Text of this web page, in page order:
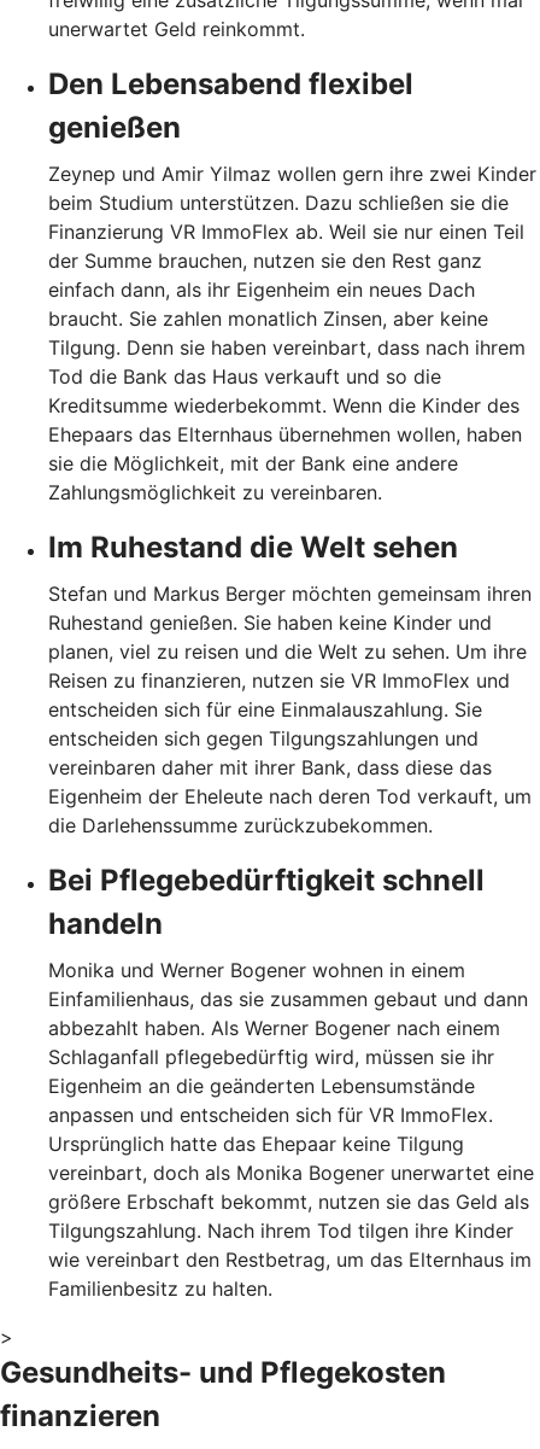
unerwartet Geld reinkommt.
Den Lebensabend flexibel
genießen
Zeynep und Amir Yilmaz wollen gern ihre zwei Kinder
beim Studium unterstützen. Dazu schließen sie die
Finanzierung VR ImmoFlex ab. Weil sie nur einen Teil
der Summe brauchen, nutzen sie den Rest ganz
einfach dann, als ihr Eigenheim ein neues Dach
braucht. Sie zahlen monatlich Zinsen, aber keine
Tilgung. Denn sie haben vereinbart, dass nach ihrem
Tod die Bank das Haus verkauft und so die
Kreditsumme wiederbekommt. Wenn die Kinder des
Ehepaars das Elternhaus übernehmen wollen, haben
sie die Möglichkeit, mit der Bank eine andere
Zahlungsmöglichkeit zu vereinbaren.
Im Ruhestand die Welt sehen
Stefan und Markus Berger möchten gemeinsam ihren
Ruhestand genießen. Sie haben keine Kinder und
planen, viel zu reisen und die Welt zu sehen. Um ihre
Reisen zu finanzieren, nutzen sie VR ImmoFlex und
entscheiden sich für eine Einmalauszahlung. Sie
entscheiden sich gegen Tilgungszahlungen und
vereinbaren daher mit ihrer Bank, dass diese das
Eigenheim der Eheleute nach deren Tod verkauft, um
die Darlehenssumme zurückzubekommen.
Bei Pflegebedürftigkeit schnell
handeln
Monika und Werner Bogener wohnen in einem
Einfamilienhaus, das sie zusammen gebaut und dann
abbezahlt haben. Als Werner Bogener nach einem
Schlaganfall pflegebedürftig wird, müssen sie ihr
Eigenheim an die geänderten Lebensumstände
anpassen und entscheiden sich für VR ImmoFlex.
Ursprünglich hatte das Ehepaar keine Tilgung
vereinbart, doch als Monika Bogener unerwartet eine
größere Erbschaft bekommt, nutzen sie das Geld als
Tilgungszahlung. Nach ihrem Tod tilgen ihre Kinder
wie vereinbart den Restbetrag, um das Elternhaus im
Familienbesitz zu halten.
>
Gesundheits- und Pflegekosten
finanzieren